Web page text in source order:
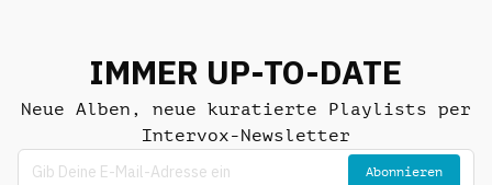
IMMER UP-TO-DATE
Neue Alben, neue kuratierte Playlists per
Intervox-Newsletter
Abonnieren